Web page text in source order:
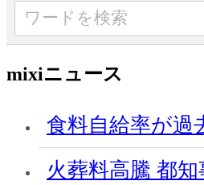
mixiニュース
食料自給率が過
火葬料高騰 都